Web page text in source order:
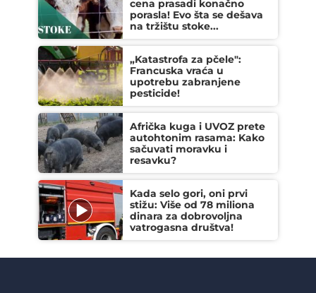
cena prasadi konačno
porasla! Evo šta se dešava
na tržištu stoke...
„Katastrofa za pčele":
Francuska vraća u
upotrebu zabranjene
pesticide!
Afrička kuga i UVOZ prete
autohtonim rasama: Kako
sačuvati moravku i
resavku?
Kada selo gori, oni prvi
stižu: Više od 78 miliona
dinara za dobrovoljna
vatrogasna društva!